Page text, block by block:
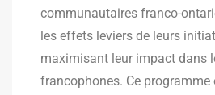
communautaires franco-
les effets leviers de leurs
maximisant leur impact dans
francophones. Ce programme